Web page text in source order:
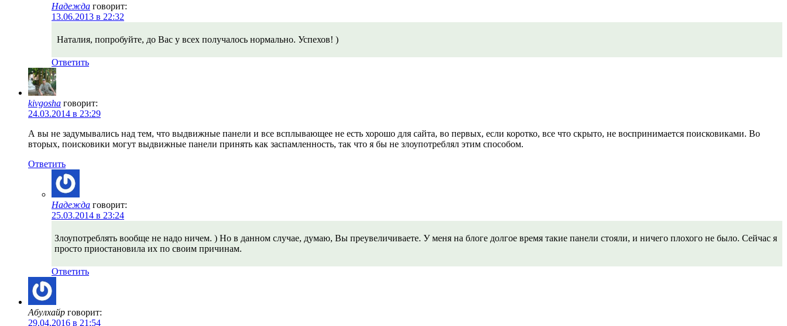
Надежда говорит:
13.06.2013 в 22:32
Наталия, попробуйте, до Вас у всех получалось нормально. Успехов! )
Ответить
kivgosha говорит:
24.03.2014 в 23:29
А вы не задумывались над тем, что выдвижные панели и все всплывающее не есть хорошо для сайта, во первых, если коротко, все что скрыто, не воспринимается поисковиками. Во
вторых, поисковики могут выдвижные панели принять как заспамленность, так что я бы не злоупотреблял этим способом.
Ответить
Надежда говорит:
25.03.2014 в 23:24
Злоупотреблять вообще не надо ничем. ) Но в данном случае, думаю, Вы преувеличиваете. У меня на блоге долгое время такие панели стояли, и ничего плохого не было. Сейчас я
просто приостановила их по своим причинам.
Ответить
Абулхайр говорит:
29.04.2016 в 21:54